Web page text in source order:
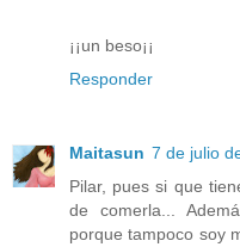
¡¡un beso¡¡
Responder
Maitasun 7 de julio
Pilar, pues si que
de comerla...
porque tampoco soy